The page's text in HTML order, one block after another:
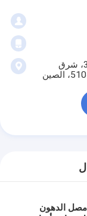
209، المبنى أ، حديقة المرح الإبداعي، رقم 371، شرق
الدهون